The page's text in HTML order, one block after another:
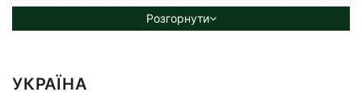
Розгорнути
УКРАЇНА